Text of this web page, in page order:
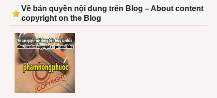
Về bản quyền nội dung trên Blog – About content
copyright on the Blog